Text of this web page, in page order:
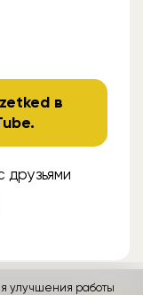
в
.
друзьями
улучшения работы